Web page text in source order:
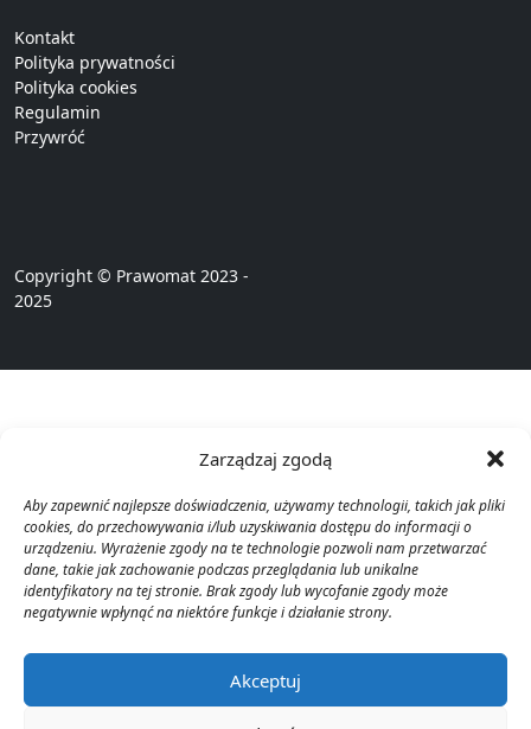
Zarządzaj zgodą
Aby zapewnić najlepsze doświadczenia, używamy technologii, takich jak pliki
cookies, do przechowywania i/lub uzyskiwania dostępu do informacji o
urządzeniu. Wyrażenie zgody na te technologie pozwoli nam przetwarzać
dane, takie jak zachowanie podczas przeglądania lub unikalne
identyfikatory na tej stronie. Brak zgody lub wycofanie zgody może
negatywnie wpłynąć na niektóre funkcje i działanie strony.
Akceptuj
Kontakt
Polityka prywatności
Polityka cookies
Regulamin
Przywróć
Copyright © Prawomat 2023 -
2025